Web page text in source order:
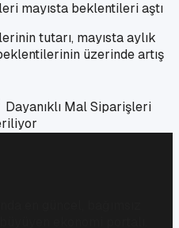
mayısta beklentileri aştı
tutarı, mayısta aylık
üzerinde artış
Dayanıklı Mal Siparişleri